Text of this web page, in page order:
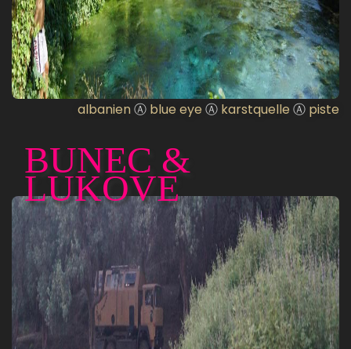
albanienⒶ blue eye Ⓐ karstquelle Ⓐ piste
BUNEC &
LUKOVE